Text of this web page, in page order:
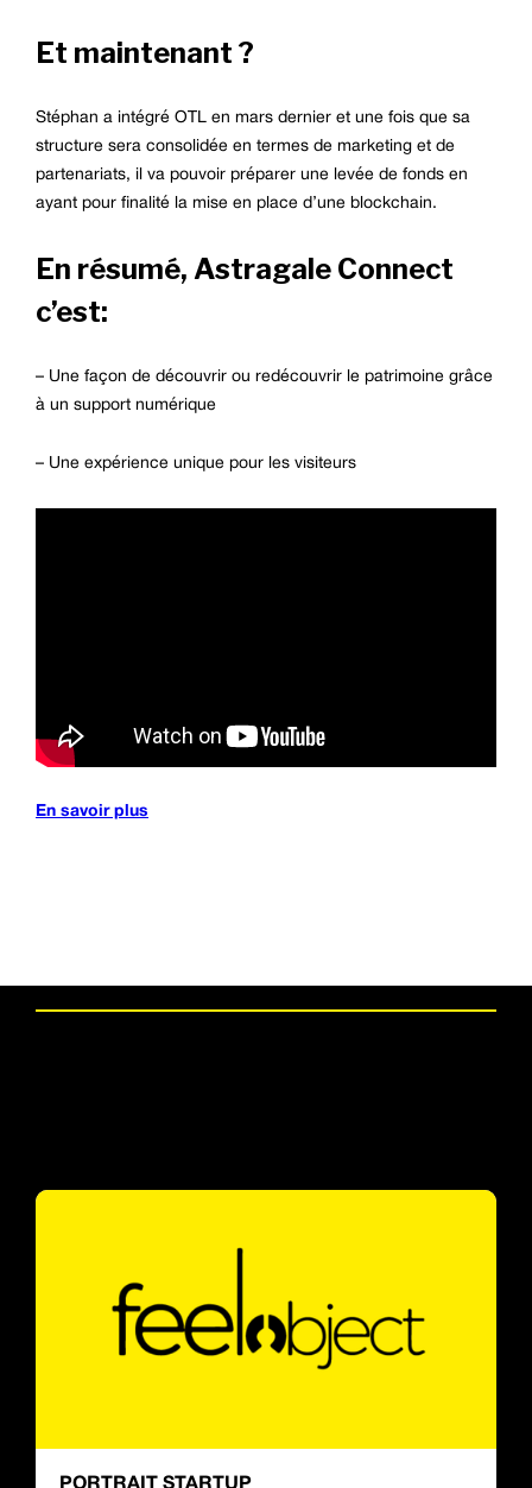
Et maintenant ?
Stéphan a intégré OTL en mars dernier et une fois que sa
structure sera consolidée en termes de marketing et de
partenariats, il va pouvoir préparer une levée de fonds en
ayant pour finalité la mise en place d’une blockchain.
En résumé, Astragale Connect
c’est:
– Une façon de découvrir ou redécouvrir le patrimoine grâce
à un support numérique
– Une expérience unique pour les visiteurs
En savoir plus
PORTRAIT STARTUP